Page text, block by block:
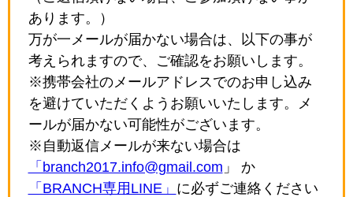
あります。）
万が一メールが届かない場合は、以下の事が
考えられますので、ご確認をお願いします。
※携帯会社のメールアドレスでのお申し込み
を避けていただくようお願いいたします。メ
ールが届かない可能性がございます。
※自動返信メールが来ない場合は
「branch2017.info@gmail.com 」 か
「BRANCH専用LINE」 に必ずご連絡ください